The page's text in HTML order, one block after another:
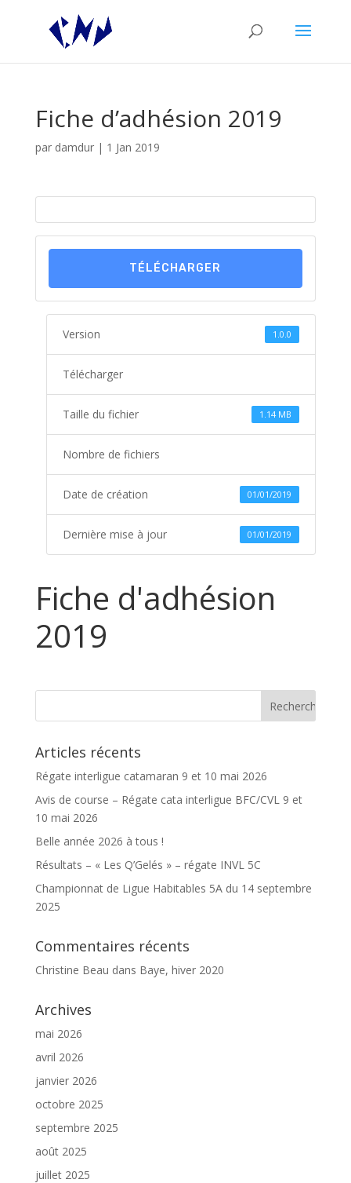
Fiche d’adhésion 2019
par damdur| 1 Jan 2019
TÉLÉCHARGER
Version 1.0.0
Télécharger
Taille du fichier 1.14 MB
Nombre de fichiers
Date de création 01/01/2019
Dernière mise à jour 01/01/2019
Fiche d'adhésion
2019
Articles récents
Régate interligue catamaran 9 et 10 mai 2026
Avis de course – Régate cata interligue BFC/CVL 9 et
10 mai 2026
Belle année 2026 à tous !
Résultats – « Les Q’Gelés » – régate INVL 5C
Championnat de Ligue Habitables 5A du 14 septembre
2025
Commentaires récents
Christine Beau dans Baye, hiver 2020
Archives
mai 2026
avril 2026
janvier 2026
octobre 2025
septembre 2025
août 2025
juillet 2025